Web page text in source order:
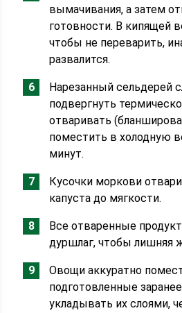
вымачивания, а затем
готовности. В кипящей
чтобы не переварить,
развалится.
Нарезанный сельдерей
подвергнуть
отваривать
поместить в холодную
минут.
Кусочки моркови
капуста до мягкости.
Все отваренные
дуршлаг, чтобы лишняя
Овощи аккуратно
подготовленные
укладывать их слоями,